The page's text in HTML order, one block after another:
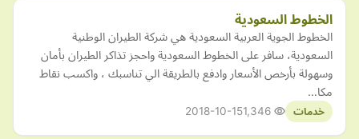
الخطوط السعودية
الخطوط الجوية العربية السعودية هي شركة الطيران الوطنية
السعودية، سافر على الخطوط السعودية واحجز تذاكر الطيران بأمان
وسهولة بأرخص الأسعار وادفع بالطريقة الي تناسبك ، واكسب نقاط
مكا…
خدمات 2018-10-15